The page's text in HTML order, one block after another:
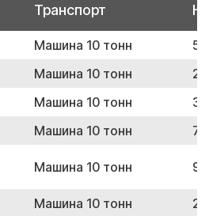
Транспорт
Машина 10 тонн
Машина 10 тонн
Машина 10 тонн
Машина 10 тонн
Машина 10 тонн
Машина 10 тонн